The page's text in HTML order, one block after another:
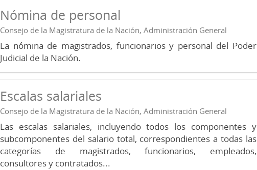
Nómina de personal
Consejo de la Magistratura de la Nación, Administración General
La nómina de magistrados, funcionarios y personal del Poder
Judicial de la Nación.
Escalas salariales
Consejo de la Magistratura de la Nación, Administración General
Las escalas salariales, incluyendo todos los componentes y
subcomponentes del salario total, correspondientes a todas las
categorías de magistrados, funcionarios, empleados,
consultores y contratados...